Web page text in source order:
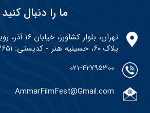
ما را دنبال کنید
تهران، بلوار
پلاک ۶۰، حسینیه هنر - کدپستی: ۱۴۱۷۹۷۳۶۵۱
021-42795300
AmmarFilmFest@Gmail.com